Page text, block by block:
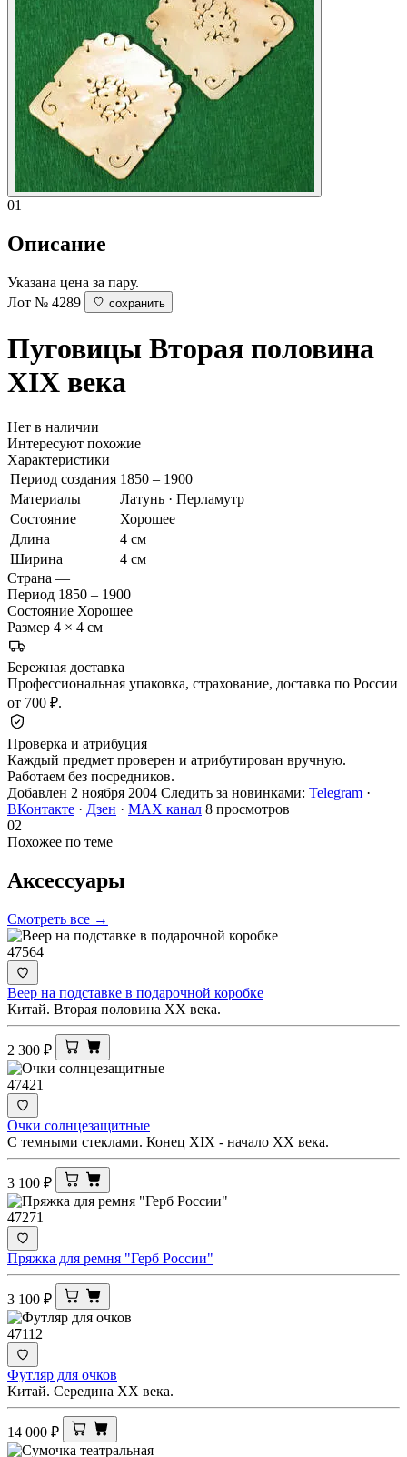
01
Описание
Указана цена за пару.
Лот № 4289
сохранить
Пуговицы Вторая половина
XIX века
Нет в наличии
Интересуют похожие
Характеристики
Период создания 1850 – 1900
Материалы
Латунь · Перламутр
Состояние
Хорошее
Длина
4 см
Ширина
4 см
Страна —
Период 1850 – 1900
Состояние Хорошее
Размер 4 × 4 см
Бережная доставка
Профессиональная упаковка, страхование, доставка по России
от 700 ₽.
Проверка и атрибуция
Каждый предмет проверен и атрибутирован вручную.
Работаем без посредников.
Добавлен 2 ноября 2004 Следить за новинками: Telegram ·
ВКонтакте · Дзен · MAX канал 8 просмотров
02
Похожее по теме
Аксессуары
Смотреть все →
47564
Веер на подставке в подарочной коробке
Китай. Вторая половина ХХ века.
2 300 ₽
47421
Очки солнцезащитные
С темными стеклами. Конец XIX - начало ХХ века.
3 100 ₽
47271
Пряжка для ремня "Герб России"
3 100 ₽
47112
Футляр для очков
Китай. Середина ХХ века.
14 000 ₽